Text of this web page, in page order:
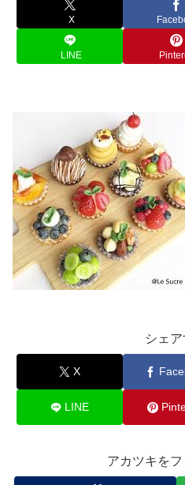
X
LINE
シェア
X
LINE
アカツキを